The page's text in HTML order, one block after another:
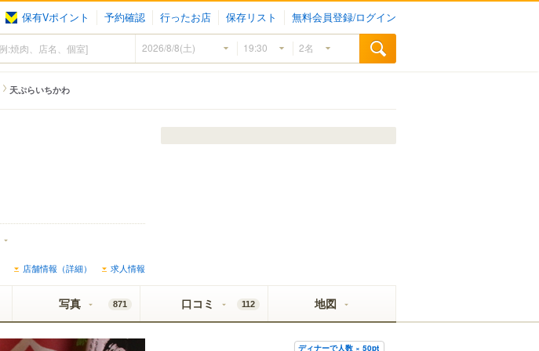
保有Vポイント 予約確認 行ったお店 保存リスト 無料会員登録/ログイン
天ぷらいちかわ
店舗情報（詳細） 求人情報
写真 871 口コミ 112 地図
ディナーで人数 × 50pt